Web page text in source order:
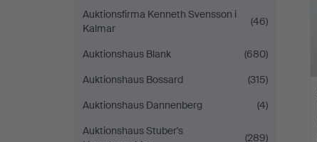
Auktionsfirma Kenneth Svensson i
Kalmar
(46)
Auktionshaus Blank
(680)
Auktionshaus Bossard
(315)
Auktionshaus Dannenberg
(4)
Auktionshaus Stuber's
(289)